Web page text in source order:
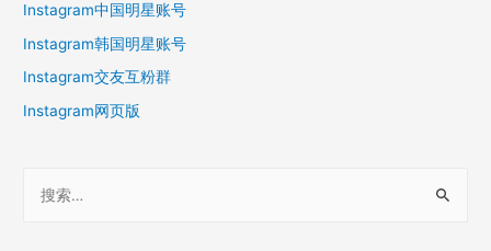
Instagram中国明星账号
Instagram韩国明星账号
Instagram交友互粉群
Instagram网页版